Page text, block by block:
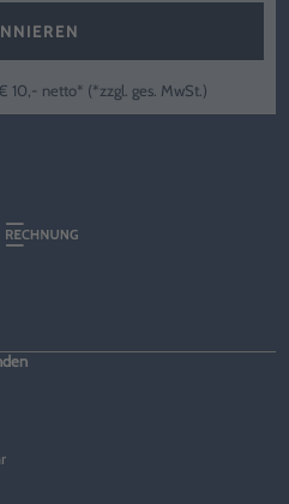
10,- netto* (*zzgl. ges. MwSt.)